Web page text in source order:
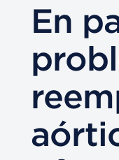
En